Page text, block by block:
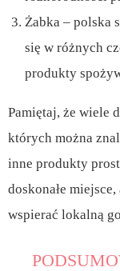
Żabka – polska
się w różnych
produkty
Pamiętaj, że wiele
których można
inne produkty
doskonałe
wspierać lokalną